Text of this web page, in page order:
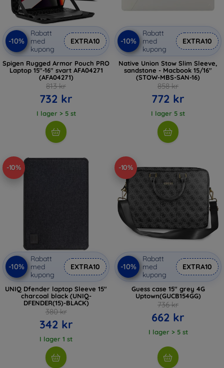
-10%
Rabatt
med
kupong
EXTRA10
Spigen Rugged Armor Pouch PRO
Laptop 15"-16" svart AFA04271
(AFA04271)
813 kr
732 kr
I lager > 5 st
-10%
Rabatt
med
kupong
EXTRA10
Native Union Stow Slim Sleeve,
sandstone - Macbook 15/16"
(STOW-MBS-SAN-16)
858 kr
772 kr
I lager 5 st
-10%
-10%
Rabatt
med
kupong
EXTRA10
UNIQ Dfender laptop Sleeve 15"
charcoal black (UNIQ-
DFENDER(15)-BLACK)
380 kr
342 kr
I lager 1 st
-10%
-10%
Rabatt
med
kupong
EXTRA10
Guess case 15" grey 4G
Uptown(GUCB154GG)
736 kr
662 kr
I lager > 5 st